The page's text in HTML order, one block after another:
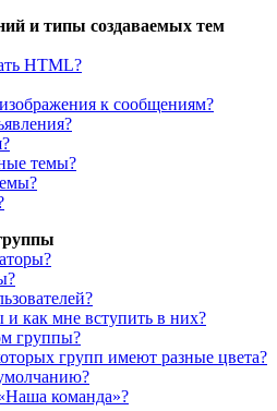
и типы создаваемых тем
HTML?
к сообщениям?
темы?
и как мне вступить в них?
группы?
групп имеют разные цвета?
команда»?